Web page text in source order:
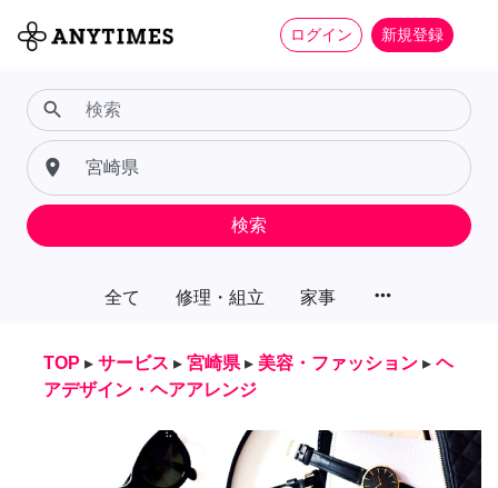
ログイン 新規登録
全て 修理・組立 家事 more_horiz
search
place
検索
TOP ▸ サービス ▸ 宮崎県 ▸ 美容・ファッション ▸ ヘ
アデザイン・ヘアアレンジ